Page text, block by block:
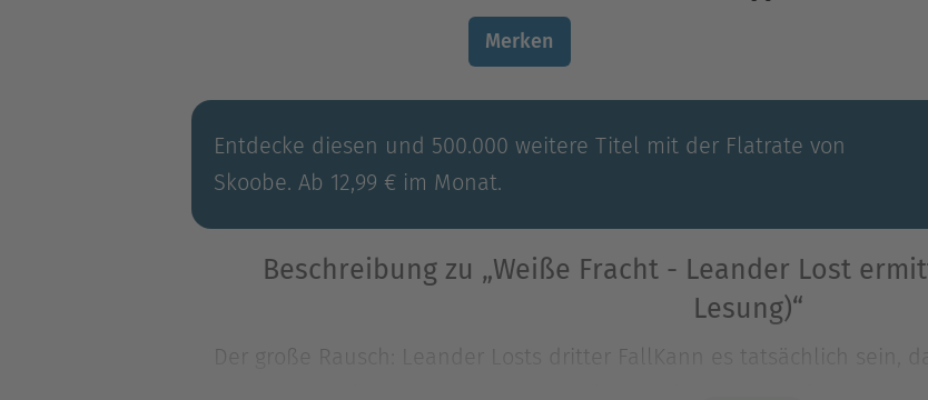
Merken
Entdecke diesen und 500.000 weitere Titel mit der Flatrate von
Skoobe. Ab 12,99 € im Monat.
Beschreibung zu „Weiße Fracht - Leander Lost
Lesung)“
Der große Rausch: Leander Losts dritter FallKann es tatsächlich sein,